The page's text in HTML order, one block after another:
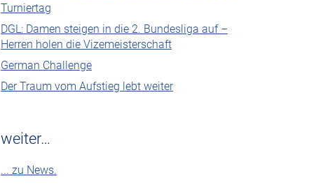
Turniertag
DGL: Damen steigen in die 2. Bundesliga auf –
Herren holen die Vizemeisterschaft
German Challenge
Der Traum vom Aufstieg lebt weiter
weiter…
... zu News.